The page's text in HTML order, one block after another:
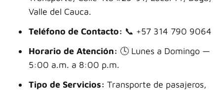
Valle del Cauca.
Teléfono de Contacto: 📞 +57 314 790 9064
Horario de Atención: 🕓 Lunes a Domingo —
5:00 a.m. a 8:00 p.m.
Tipo de Servicios: Transporte de pasajeros,